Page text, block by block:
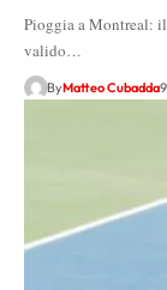
Pioggia a Montreal:
valido…
ByMatteo Cubadda